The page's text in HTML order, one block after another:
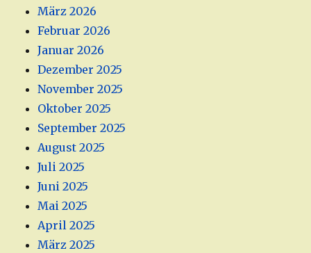
März 2026
Februar 2026
Januar 2026
Dezember 2025
November 2025
Oktober 2025
September 2025
August 2025
Juli 2025
Juni 2025
Mai 2025
April 2025
März 2025